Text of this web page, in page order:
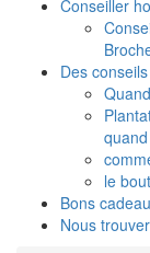
Conseiller
Des conseils
le
Bons
Nous trouver